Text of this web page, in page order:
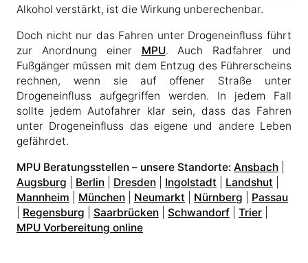
Alkohol verstärkt, ist die Wirkung unberechenbar.
Doch nicht nur das Fahren unter Drogeneinfluss führt
zur Anordnung einer MPU. Auch Radfahrer und
Fußgänger müssen mit dem Entzug des Führerscheins
rechnen, wenn sie auf offener Straße unter
Drogeneinfluss aufgegriffen werden. In jedem Fall
sollte jedem Autofahrer klar sein, dass das Fahren
unter Drogeneinfluss das eigene und andere Leben
gefährdet.
MPU Beratungsstellen – unsere Standorte: Ansbach
Augsburg
Berlin Dresden Ingolstadt Landshut
Mannheim
München Neumarkt Nürnberg
Passau
Regensburg Saarbrücken Schwandorf Trier
MPU Vorbereitung online